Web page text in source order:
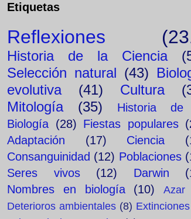
Etiquetas
Reflexiones
Historia de la Ciencia
Selección natural (43)
evolutiva
(41) Cultura
Mitología
(35)
Historia
Biología (28) Fiestas populares
Adaptación
(17) Ciencia
Consanguinidad (12) Poblaciones
Seres vivos
(12) Darwin
Nombres en biología
(10)
Azar
Deterioros ambientales (8) Extinciones